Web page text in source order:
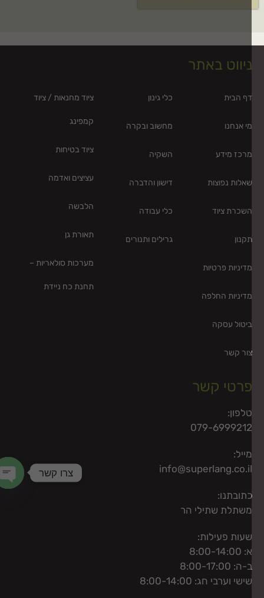
ניווט באתר
דף הבית
מי אנחנו
מרכז מידע
שאלות נפוצות
השכרת ציוד
תקנון
מדיניות פרטיות
מדיניות החלפה
ביטול עסקה
צור קשר
כלי גינון
מחשוב ובקרה
השקיה
דישון והדברה
כלי עבודה
גרילים ותנורים
ציוד מחנאות / ציוד
קמפינג
ציוד בטיחות
עציצים ואדמה
הלבשה
תאורת גן
מערכות סולאריות –
תחנת כח ניידת
פרטי קשר
טלפון:
079-6999212
מייל:
info@superlang.co.il
כתובתנו:
משתלת שתילי הר
שעות פעילות:
ב-ה: 8:00-17:00
שישי וערבי חג: 8:00-14:00
צרו קשר